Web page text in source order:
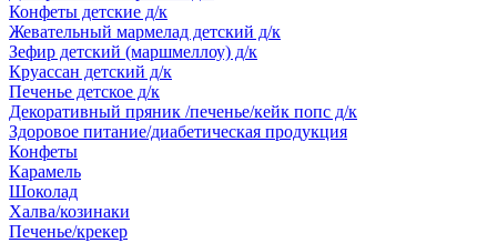
Конфеты детские д/к
Жевательный мармелад детский д/к
Зефир детский (маршмеллоу) д/к
Круассан детский д/к
Печенье детское д/к
Декоративный пряник /печенье/кейк попс д/к
Здоровое питание/диабетическая продукция
Конфеты
Карамель
Шоколад
Халва/козинаки
Печенье/крекер